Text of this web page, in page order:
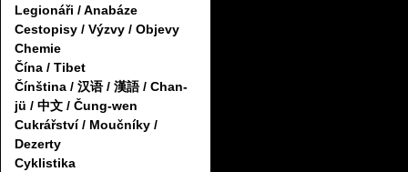
Legionáři / Anabáze
Cestopisy / Výzvy / Objevy
Chemie
Čína / Tibet
Čínština / 汉语 / 漢語 / Chan-
jü / 中文 / Čung-wen
Cukrářství / Moučníky /
Dezerty
Cyklistika